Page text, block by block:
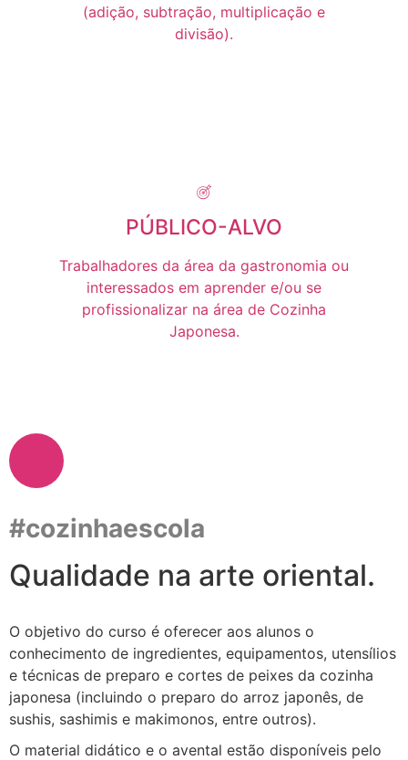
(adição, subtração, multiplicação e
divisão).
PÚBLICO-ALVO
Trabalhadores da área da gastronomia ou
interessados em aprender e/ou se
profissionalizar na área de Cozinha
Japonesa.
#cozinhaescola
Qualidade na arte oriental.
O objetivo do curso é oferecer aos alunos o
conhecimento de ingredientes, equipamentos, utensílios
e técnicas de preparo e cortes de peixes da cozinha
japonesa (incluindo o preparo do arroz japonês, de
sushis, sashimis e makimonos, entre outros).
O material didático e o avental estão disponíveis pelo